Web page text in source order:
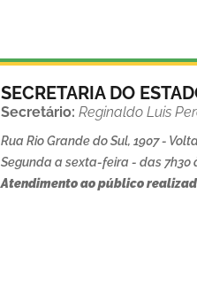
SECRETARIA DO
Secretário:Reginaldo Luis
Rua Rio Grande do Sul, 1907 -
Segunda a sexta-feira - das 7h30
Atendimento ao público